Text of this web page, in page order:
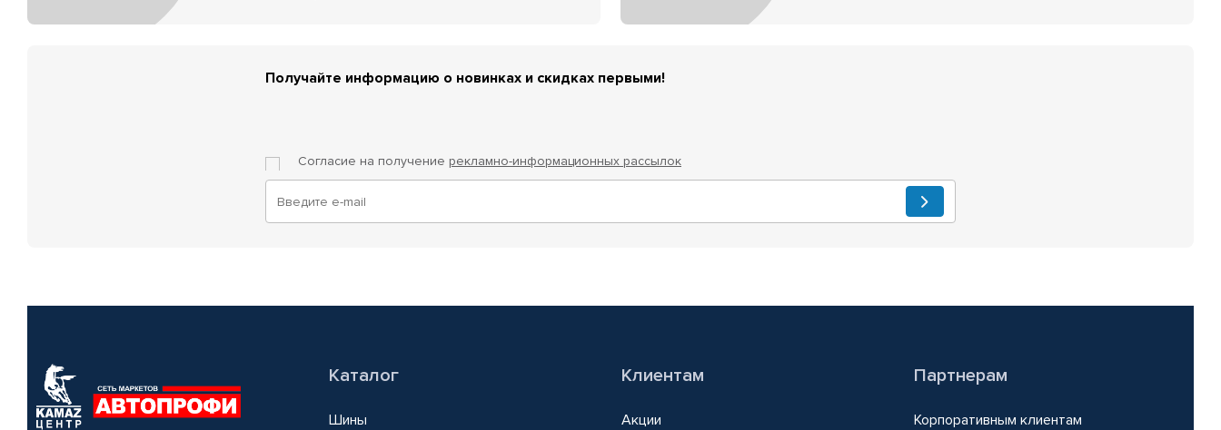
Получайте информацию о новинках и скидках первыми!
Согласие на получение рекламно-информационных рассылок
Каталог
Шины
Клиентам
Акции
Партнерам
Корпоративным клиентам